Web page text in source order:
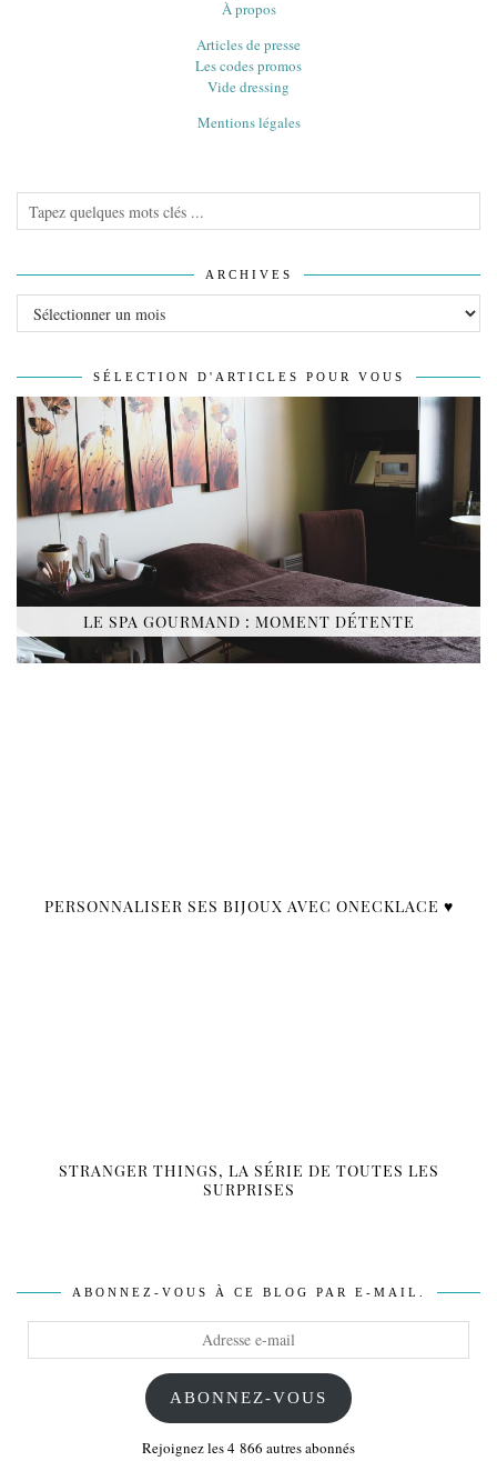
À propos
Articles de presse
Les codes promos
Vide dressing
Mentions légales
ARCHIVES
SÉLECTION D'ARTICLES POUR VOUS
LE SPA GOURMAND : MOMENT DÉTENTE
PERSONNALISER SES BIJOUX AVEC ONECKLACE ♥
STRANGER THINGS, LA SÉRIE DE TOUTES LES
SURPRISES
ABONNEZ-VOUS À CE BLOG PAR E-MAIL.
ABONNEZ-VOUS
Rejoignez les 4 866 autres abonnés